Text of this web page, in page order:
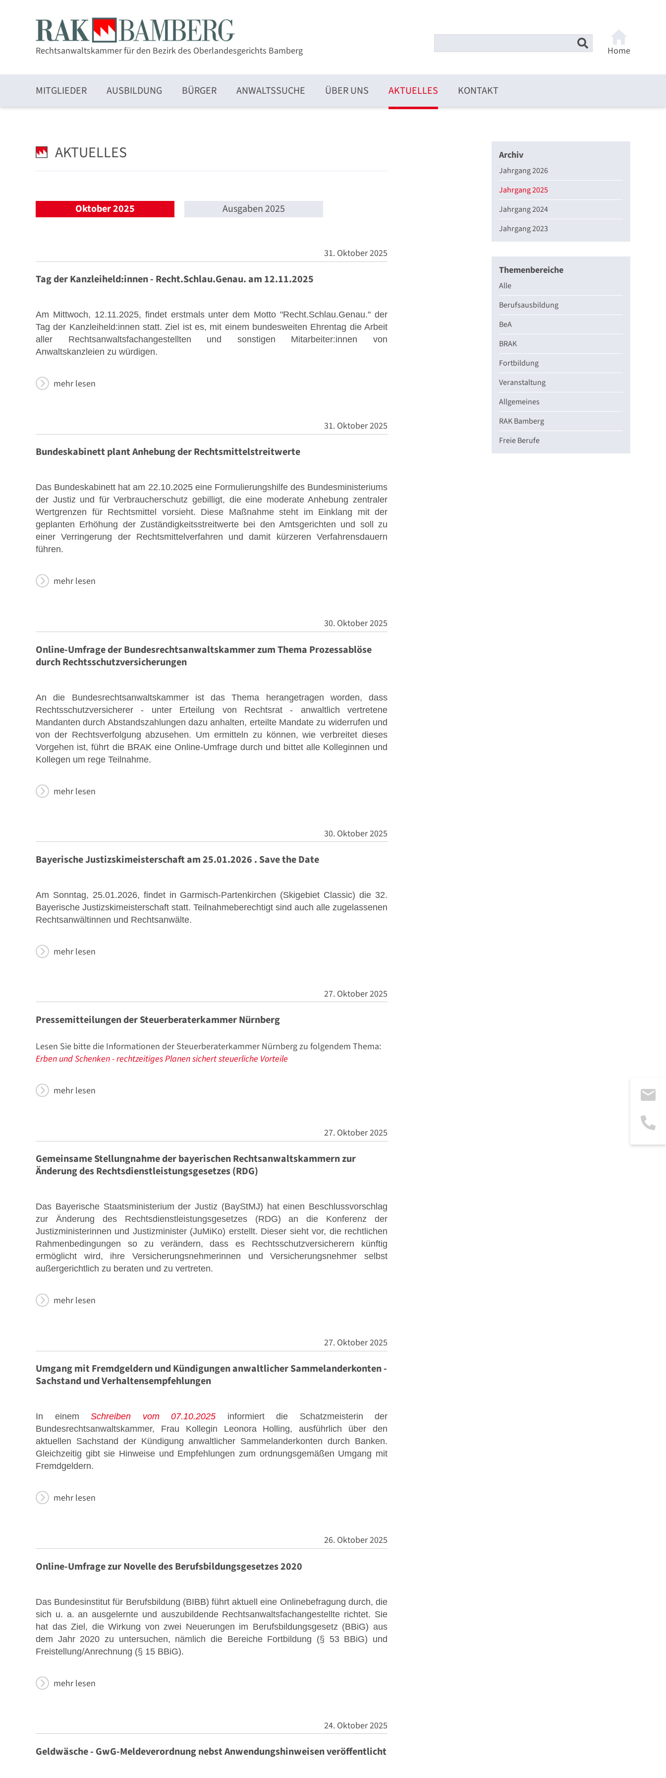
Rechtsanwaltskammer für den Bezirk des Oberlandesgerichts Bamberg Home
MITGLIEDER
Stellenmarkt
Formulare zum Download
AUSBILDUNG BÜRGER ANWALTSSUCHE ÜBER UNS AKTUELLES KONTAKT
AKTUELLES
Oktober 2025 Ausgaben 2025
31. Oktober 2025
Tag der Kanzleiheld:innen - Recht.Schlau.Genau. am 12.11.2025
Am Mittwoch, 12.11.2025, findet erstmals unter dem Motto "Recht.Schlau.Genau." der
Tag der Kanzleiheld:innen statt. Ziel ist es, mit einem bundesweiten Ehrentag die Arbeit
aller Rechtsanwaltsfachangestellten und sonstigen Mitarbeiter:innen von
Anwaltskanzleien zu würdigen.
mehr lesen
31. Oktober 2025
Bundeskabinett plant Anhebung der Rechtsmittelstreitwerte
Das Bundeskabinett hat am 22.10.2025 eine Formulierungshilfe des Bundesministeriums
der Justiz und für Verbraucherschutz gebilligt, die eine moderate Anhebung zentraler
Wertgrenzen für Rechtsmittel vorsieht. Diese Maßnahme steht im Einklang mit der
geplanten Erhöhung der Zuständigkeitsstreitwerte bei den Amtsgerichten und soll zu
einer Verringerung der Rechtsmittelverfahren und damit kürzeren Verfahrensdauern
führen.
mehr lesen
30. Oktober 2025
Online-Umfrage der Bundesrechtsanwaltskammer zum Thema Prozessablöse
durch Rechtsschutzversicherungen
An die Bundesrechtsanwaltskammer ist das Thema herangetragen worden, dass
Rechtsschutzversicherer - unter Erteilung von Rechtsrat - anwaltlich vertretene
Mandanten durch Abstandszahlungen dazu anhalten, erteilte Mandate zu widerrufen und
von der Rechtsverfolgung abzusehen. Um ermitteln zu können, wie verbreitet dieses
Vorgehen ist, führt die BRAK eine Online-Umfrage durch und bittet alle Kolleginnen und
Kollegen um rege Teilnahme.
mehr lesen
30. Oktober 2025
Bayerische Justizskimeisterschaft am 25.01.2026 . Save the Date
Am Sonntag, 25.01.2026, findet in Garmisch-Partenkirchen (Skigebiet Classic) die 32.
Bayerische Justizskimeisterschaft statt. Teilnahmeberechtigt sind auch alle zugelassenen
Rechtsanwältinnen und Rechtsanwälte.
mehr lesen
27. Oktober 2025
Pressemitteilungen der Steuerberaterkammer Nürnberg
Lesen Sie bitte die Informationen der Steuerberaterkammer Nürnberg zu folgendem Thema:
Erben und Schenken - rechtzeitiges Planen sichert steuerliche Vorteile
mehr lesen
27. Oktober 2025
Gemeinsame Stellungnahme der bayerischen Rechtsanwaltskammern zur
Änderung des Rechtsdienstleistungsgesetzes (RDG)
Das Bayerische Staatsministerium der Justiz (BayStMJ) hat einen Beschlussvorschlag
zur Änderung des Rechtsdienstleistungsgesetzes (RDG) an die Konferenz der
Justizministerinnen und Justizminister (JuMiKo) erstellt. Dieser sieht vor, die rechtlichen
Rahmenbedingungen so zu verändern, dass es Rechtsschutzversicherern künftig
ermöglicht wird, ihre Versicherungsnehmerinnen und Versicherungsnehmer selbst
außergerichtlich zu beraten und zu vertreten.
mehr lesen
27. Oktober 2025
Umgang mit Fremdgeldern und Kündigungen anwaltlicher Sammelanderkonten -
Sachstand und Verhaltensempfehlungen
In einem Schreiben vom 07.10.2025 informiert die Schatzmeisterin der
Bundesrechtsanwaltskammer, Frau Kollegin Leonora Holling, ausführlich über den
aktuellen Sachstand der Kündigung anwaltlicher Sammelanderkonten durch Banken.
Gleichzeitig gibt sie Hinweise und Empfehlungen zum ordnungsgemäßen Umgang mit
Fremdgeldern.
mehr lesen
26. Oktober 2025
Online-Umfrage zur Novelle des Berufsbildungsgesetzes 2020
Das Bundesinstitut für Berufsbildung (BIBB) führt aktuell eine Onlinebefragung durch, die
sich u. a. an ausgelernte und auszubildende Rechtsanwaltsfachangestellte richtet. Sie
hat das Ziel, die Wirkung von zwei Neuerungen im Berufsbildungsgesetz (BBiG) aus
dem Jahr 2020 zu untersuchen, nämlich die Bereiche Fortbildung (§ 53 BBiG) und
Freistellung/Anrechnung (§ 15 BBiG).
mehr lesen
24. Oktober 2025
Geldwäsche - GwG-Meldeverordnung nebst Anwendungshinweisen veröffentlicht
Archiv
Jahrgang 2026
Jahrgang 2025
Jahrgang 2024
Jahrgang 2023
Themenbereiche
Alle
Berufsausbildung
BeA
BRAK
Fortbildung
Veranstaltung
Allgemeines
RAK Bamberg
Freie Berufe